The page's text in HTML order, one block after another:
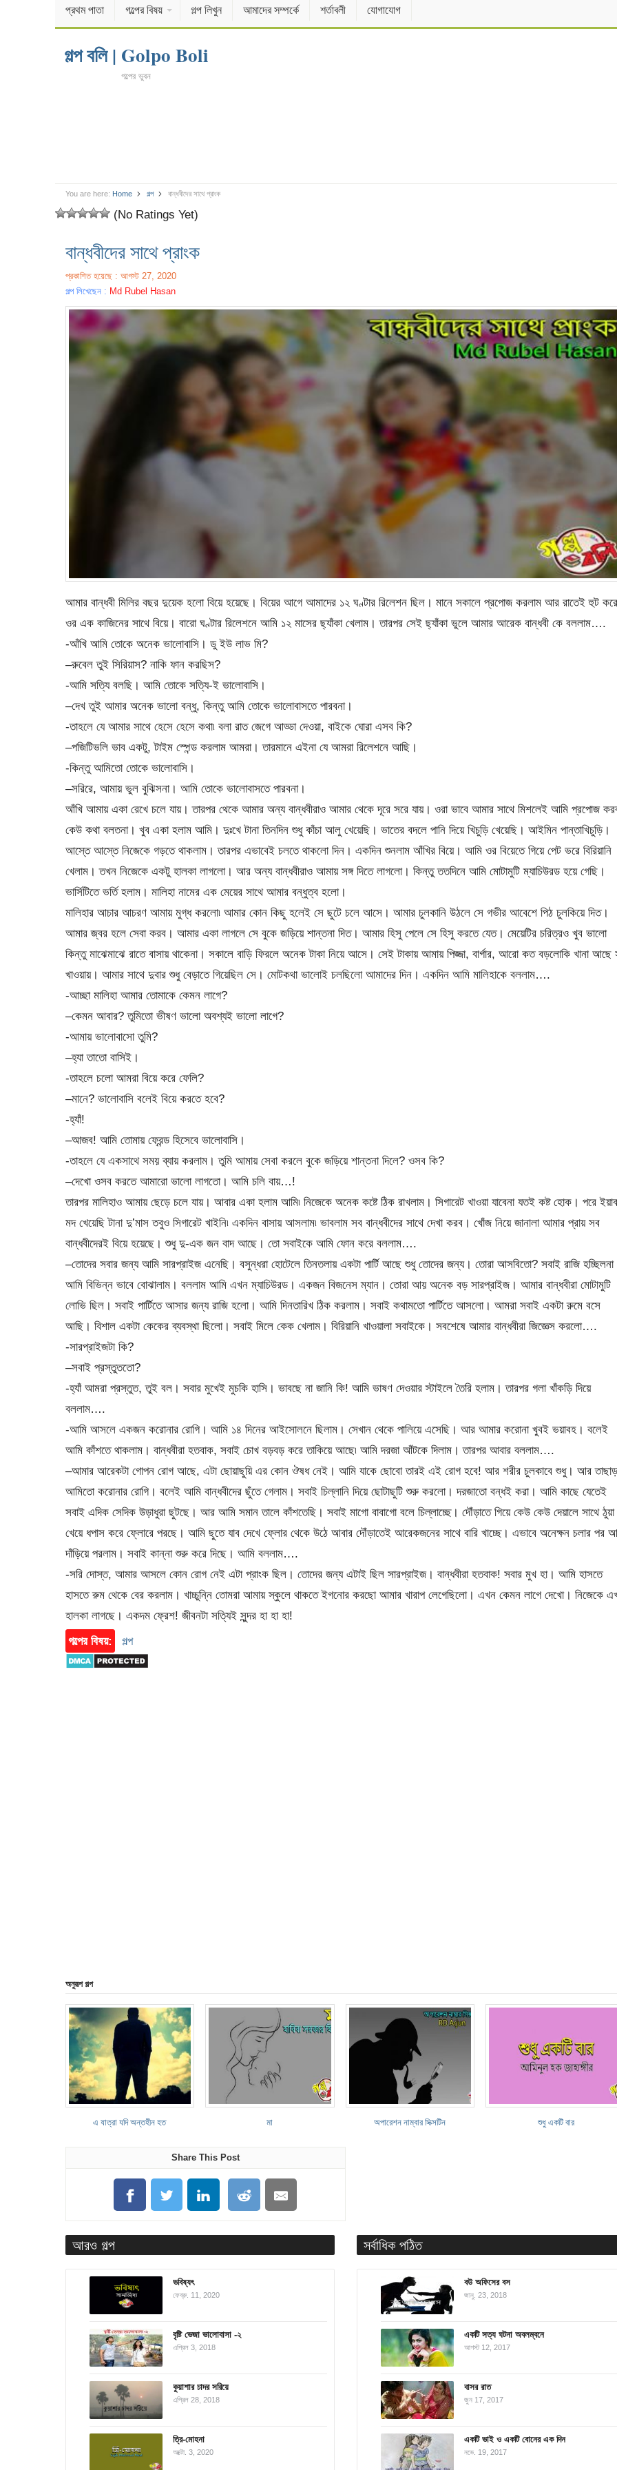
প্রথম পাতা গল্পের বিষয় গল্প লিখুন আমাদের সম্পর্কে শর্তাবলী যোগাযোগ
গল্প বলি | Golpo Boli
গল্পের ভুবন
You are here: Home গল্প বান্ধবীদের সাথে প্রাংক
(No Ratings Yet)
বান্ধবীদের সাথে প্রাংক
প্রকাশিত হয়েছে : আগস্ট 27, 2020
গল্প লিখেছেন : Md Rubel Hasan
আমার বান্ধবী মিলির বছর দুয়েক হলো বিয়ে হয়েছে। বিয়ের আগে আমাদের ১২ ঘণ্টার রিলেশন ছিল। মানে সকালে প্রপোজ করলাম আর রাতেই হুট করে
ওর এক কাজিনের সাথে বিয়ে। বারো ঘণ্টার রিলেশনে আমি ১২ মাসের ছ্যাঁকা খেলাম। তারপর সেই ছ্যাঁকা ভুলে আমার আরেক বান্ধবী কে বললাম….
-আঁখি আমি তোকে অনেক ভালোবাসি। ডু ইউ লাভ মি?
–রুবেল তুই সিরিয়াস? নাকি ফান করছিস?
-আমি সত্যি বলছি। আমি তোকে সত্যি-ই ভালোবাসি।
–দেখ তুই আমার অনেক ভালো বন্ধু, কিন্তু আমি তোকে ভালোবাসতে পারবনা।
-তাহলে যে আমার সাথে হেসে হেসে কথা৷ বলা রাত জেগে আড্ডা দেওয়া, বাইকে ঘোরা এসব কি?
–পজিটিভলি ভাব একটু, টাইম স্পেন্ড করলাম আমরা। তারমানে এইনা যে আমরা রিলেশনে আছি।
-কিন্তু আমিতো তোকে ভালোবাসি।
–সরিরে, আমায় ভুল বুঝিসনা। আমি তোকে ভালোবাসতে পারবনা।
আঁখি আমায় একা রেখে চলে যায়। তারপর থেকে আমার অন্য বান্ধবীরাও আমার থেকে দূরে সরে যায়। ওরা ভাবে আমার সাথে মিশলেই আমি প্রপোজ
কেউ কথা বলতনা। খুব একা হলাম আমি। দুঃখে টানা তিনদিন শুধু কাঁচা আলু খেয়েছি। ভাতের বদলে পানি দিয়ে খিচুড়ি খেয়েছি। আইমিন পান্তাখিচুড়ি।
আস্তে আস্তে নিজেকে গড়তে থাকলাম। তারপর এভাবেই চলতে থাকলো দিন। একদিন শুনলাম আঁখির বিয়ে। আমি ওর বিয়েতে গিয়ে পেট ভরে বিরিয়ানি
খেলাম। তখন নিজেকে একটু হালকা লাগলো। আর অন্য বান্ধবীরাও আমায় সঙ্গ দিতে লাগলো। কিন্তু ততদিনে আমি মোটামুটি ম্যাচিউরড হয়ে গেছি।
ভার্সিটিতে ভর্তি হলাম। মালিহা নামের এক মেয়ের সাথে আমার বন্ধুত্ব হলো।
মালিহার আচার আচরণ আমায় মুগ্ধ করলো৷ আমার কোন কিছু হলেই সে ছুটে চলে আসে। আমার চুলকানি উঠলে সে গভীর আবেশে পিঠ চুলকিয়ে দিত।
আমার জ্বর হলে সেবা করব। আমার একা লাগলে সে বুকে জড়িয়ে শান্তনা দিত। আমার হিসু পেলে সে হিসু করতে যেত। মেয়েটির চরিত্রও খুব ভালো
কিন্তু মাঝেমাঝে রাতে বাসায় থাকেনা। সকালে বাড়ি ফিরলে অনেক টাকা নিয়ে আসে। সেই টাকায় আমায় পিজ্জা, বার্গার, আরো কত বড়লোকি খানা আছে
খাওয়ায়। আমার সাথে দুবার শুধু বেড়াতে গিয়েছিল সে। মোটকথা ভালোই চলছিলো আমাদের দিন। একদিন আমি মালিহাকে বললাম….
-আচ্ছা মালিহা আমার তোমাকে কেমন লাগে?
–কেমন আবার? তুমিতো ভীষণ ভালো অবশ্যই ভালো লাগে?
-আমায় ভালোবাসো তুমি?
–হ্যা তাতো বাসিই।
-তাহলে চলো আমরা বিয়ে করে ফেলি?
–মানে? ভালোবাসি বলেই বিয়ে করতে হবে?
-হ্যাঁ!
–আজব! আমি তোমায় ফ্রেন্ড হিসেবে ভালোবাসি।
-তাহলে যে একসাথে সময় ব্যায় করলাম। তুমি আমায় সেবা করলে বুকে জড়িয়ে শান্তনা দিলে? ওসব কি?
–দেখো ওসব করতে আমারো ভালো লাগতো। আমি চলি বায়…!
তারপর মালিহাও আমায় ছেড়ে চলে যায়। আবার একা হলাম আমি৷ নিজেকে অনেক কষ্টে ঠিক রাখলাম। সিগারেট খাওয়া যাবেনা যতই কষ্ট হোক। পরে
মদ খেয়েছি টানা দু’মাস তবুও সিগারেট খাইনি৷ একদিন বাসায় আসলাম৷ ভাবলাম সব বান্ধবীদের সাথে দেখা করব। খোঁজ নিয়ে জানালা আমার প্রায় সব
বান্ধবীদেরই বিয়ে হয়েছে। শুধু দু-এক জন বাদ আছে। তো সবাইকে আমি ফোন করে বললাম….
–তোদের সবার জন্য আমি সারপ্রাইজ এনেছি। বসুন্ধরা হোটেলে তিনতলায় একটা পার্টি আছে শুধু তোদের জন্য। তোরা আসবিতো? সবাই রাজি
আমি বিভিন্ন ভাবে বোঝালাম। বললাম আমি এখন ম্যাচিউরড। একজন বিজনেস ম্যান। তোরা আয় অনেক বড় সারপ্রাইজ। আমার বান্ধবীরা মোটামুটি
লোভি ছিল। সবাই পার্টিতে আসার জন্য রাজি হলো। আমি দিনতারিখ ঠিক করলাম। সবাই কথামতো পার্টিতে আসলো। আমরা সবাই একটা রুমে বসে
আছি। বিশাল একটা কেকের ব্যবস্থা ছিলো। সবাই মিলে কেক খেলাম। বিরিয়ানি খাওয়ালা সবাইকে। সবশেষে আমার বান্ধবীরা জিজ্ঞেস করলো….
-সারপ্রাইজটা কি?
–সবাই প্রস্তুততো?
-হ্যাঁ আমরা প্রস্তুত, তুই বল। সবার মুখেই মুচকি হাসি। ভাবছে না জানি কি! আমি ভাষণ দেওয়ার স্টাইলে তৈরি হলাম। তারপর গলা খাঁকড়ি দিয়ে
বললাম….
-আমি আসলে একজন করোনার রোগি। আমি ১৪ দিনের আইসোলনে ছিলাম। সেখান থেকে পালিয়ে এসেছি। আর আমার করোনা খুবই ভয়াবহ। বলেই
আমি কাঁশতে থাকলাম। বান্ধবীরা হতবাক, সবাই চোখ বড়বড় করে তাকিয়ে আছে৷ আমি দরজা আঁটকে দিলাম। তারপর আবার বললাম….
–আমার আরেকটা গোপন রোগ আছে, এটা ছোয়াছুয়ি এর কোন ঔষধ নেই। আমি যাকে ছোবো তারই এই রোগ হবে! আর শরীর চুলকাবে শুধু। আর
আমিতো করোনার রোগি। বলেই আমি বান্ধবীদের ছুঁতে গেলাম। সবাই চিল্লানি দিয়ে ছোটাছুটি শুরু করলো। দরজাতো বন্ধই করা। আমি কাছে যেতেই
সবাই এদিক সেদিক উড়াধুরা ছুটছে। আর আমি সমান তালে কাঁশতেছি। সবাই মাগো বাবাগো বলে চিল্লাচ্ছে। দৌঁড়াতে গিয়ে কেউ কেউ দেয়ালে সাথে ঠুয়া
খেয়ে ধপাস করে ফ্লোরে পরছে। আমি ছুতে যাব দেখে ফ্লোর থেকে উঠে আবার দৌঁড়াতেই আরেকজনের সাথে বারি খাচ্ছে। এভাবে অনেক্ষন চলার পর
দাঁড়িয়ে পরলাম। সবাই কান্না শুরু করে দিছে। আমি বললাম….
-সরি দোস্ত, আমার আসলে কোন রোগ নেই এটা প্রাংক ছিল। তোদের জন্য এটাই ছিল সারপ্রাইজ। বান্ধবীরা হতবাক! সবার মুখ হা। আমি হাসতে
হাসতে রুম থেকে বের করলাম। খাচ্চুন্নি তোমরা আমায় স্কুলে থাকতে ইগনোর করছো আমার খারাপ লেগেছিলো। এখন কেমন লাগে দেখো। নিজেকে
হালকা লাগছে। একদম ফ্রেশ! জীবনটা সত্যিই সুন্দর হা হা হা!
গল্পের বিষয়:
গল্প
অনুরূপ গল্প
এ যাত্রা যদি অন্তহীন হত মা অপারেশন নাম্বার সিক্সটিন শুধু একটি বার
Share This Post
আরও গল্প
ভবিষ্যৎ
ফেব্রু. 11, 2020
বৃষ্টি ভেজা ভালোবাসা -২
এপ্রিল 3, 2018
কুয়াশার চাদর সরিয়ে
এপ্রিল 28, 2018
ত্রি-মোহনা
অক্টো. 3, 2020
সর্বাধিক পঠিত
বউ অফিসের বস
জানু. 23, 2018
একটি সত্য ঘটনা অবলম্বনে
আগস্ট 12, 2017
বাসর রাত
জুন 17, 2017
একটি ভাই ও একটি বোনের এক দিন
নভে. 19, 2017